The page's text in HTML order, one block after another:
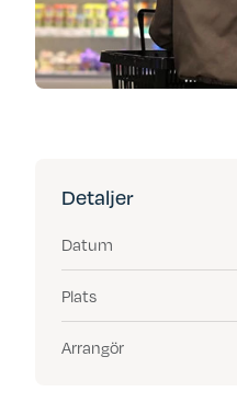
Detaljer
Datum
Plats
Arrangör